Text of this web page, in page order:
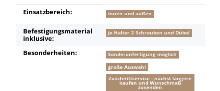
Produkteigenschaft
Wert
Einsatzbereich: innen und außen
Befestigungsmaterial
inklusive:
je Halter 2 Schrauben und Dübel
Besonderheiten:
Sonderanfertigung möglich
große Auswahl
Zuschnittservice - nächst längere
kaufen und Wunschmaß
zusenden